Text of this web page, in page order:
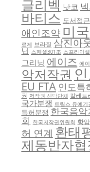
글리벡 낫코
바티스 도서접
애인조약 미국
료제 브라질 삼진아
닙 스페셜301조 스프라이셀
그리닝 에이즈 에
악저작권
EU FTA 인도특
권 저작권 신탁단체 칼레트
국가분쟁 트립스 유예기
특허분쟁 한국음
회 한국저작권위원회 항
허 연계 환태
제동반자